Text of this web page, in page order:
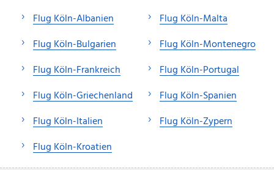
Flug Köln-Albanien
Flug Köln-Bulgarien
Flug Köln-Frankreich
Flug Köln-Griechenland
Flug Köln-Italien
Flug Köln-Kroatien
Flug Köln-Malta
Flug Köln-Montenegro
Flug Köln-Portugal
Flug Köln-Spanien
Flug Köln-Zypern